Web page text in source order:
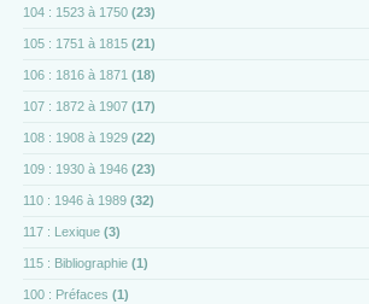
104 : 1523 à 1750 (23)
105 : 1751 à 1815 (21)
106 : 1816 à 1871 (18)
107 : 1872 à 1907 (17)
108 : 1908 à 1929 (22)
109 : 1930 à 1946 (23)
110 : 1946 à 1989 (32)
117 : Lexique (3)
115 : Bibliographie (1)
100 : Préfaces (1)